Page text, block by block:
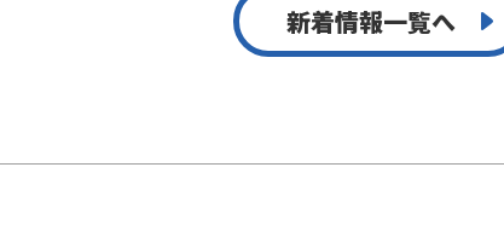
新着情報一覧へ